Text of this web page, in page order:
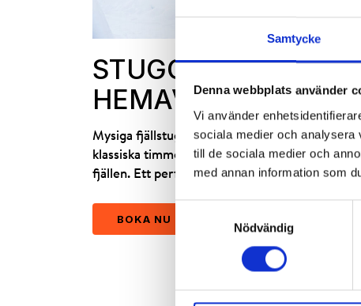
Samtycke
Denna webbplats använder
Vi använder
sociala medier och analysera
till de sociala medier och
med annan information som
Nödvändig
STUGOR &
HEMAVAN
Mysiga fjällstugor för både små och stora
klassiska timmerstugor till moderna stugor
fjällen. Ett perfekt val för familjen eller
BOKA NU